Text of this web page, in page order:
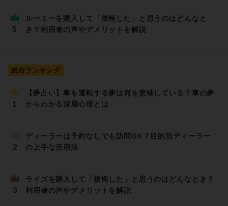
ルーミーを購入して「後悔した」と思うのはどんなと
き？利用者の声やデメリットを解説
総合ランキング
【夢占い】車を運転する夢は何を意味している？車の夢
からわかる深層心理とは
ディーラーは予約なしでも訪問OK？目的別ディーラー
の上手な活用法
ライズを購入して「後悔した」と思うのはどんなとき？
利用者の声やデメリットを解説